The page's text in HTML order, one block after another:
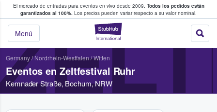
El mercado de entradas para eventos en vivo desde 2009. Todos los pedidos están
garantizados al 100%. Los precios pueden variar respecto a su valor nominal.
StubHub:
Menú
y venta de entradas entre fans
Germany/Nordrhein-Westfalen/Witten
Eventos en Zeltfestival Ruhr
Kemnader Straße, Bochum, NRW